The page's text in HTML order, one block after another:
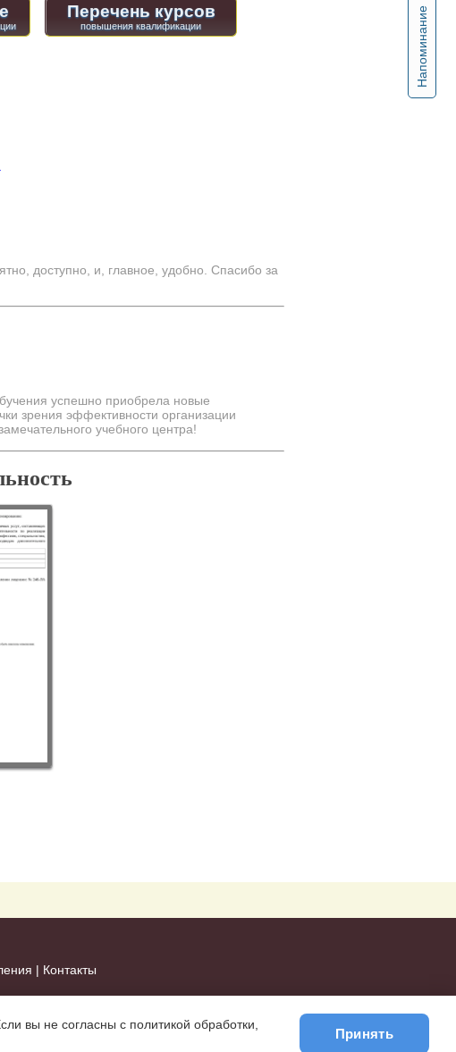
Напоминание
по курсу повышения квалификации
Перечень курсов
доступно, и, главное, удобно. Спасибо за
успешно приобрела новые
зрения эффективности организации
учебного центра!
| Контакты
вы не согласны с политикой обработки,
Принять